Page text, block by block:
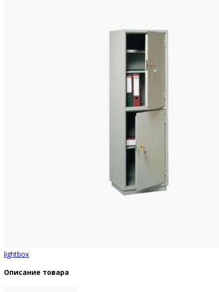
lightbox
Описание товара